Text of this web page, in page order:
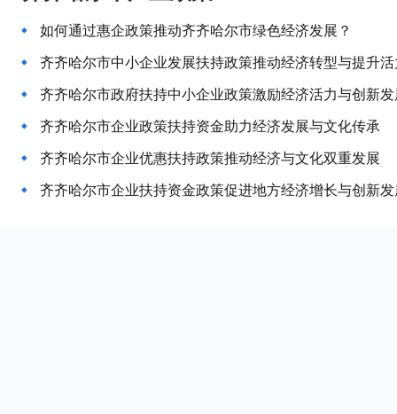
如何通过惠企政策推动齐齐哈尔市绿色经济发展？
齐齐哈尔市中小企业发展扶持政策推动经济转型与提升
齐齐哈尔市政府扶持中小企业政策激励经济活力与创新
齐齐哈尔市企业政策扶持资金助力经济发展与文化传承
齐齐哈尔市企业优惠扶持政策推动经济与文化双重发展
齐齐哈尔市企业扶持资金政策促进地方经济增长与创新